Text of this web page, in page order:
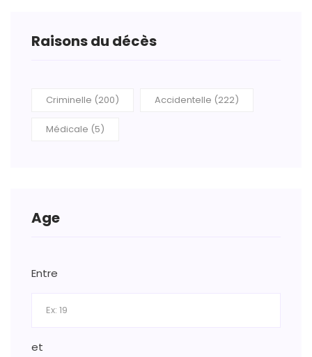
Raisons du décès
Criminelle (200) Accidentelle (222)
Médicale (5)
Age
Entre
et